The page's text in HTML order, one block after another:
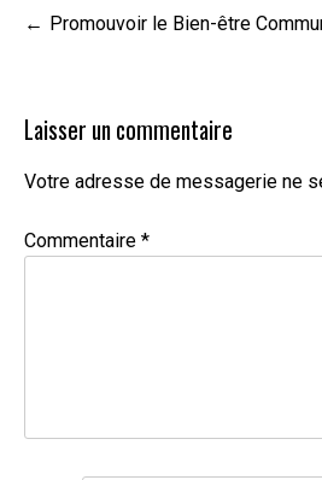
Navigation
Promouvoir le Bien-être
Laisser un commentaire
Votre adresse de messagerie ne
Commentaire *